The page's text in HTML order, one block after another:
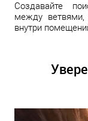
Создавайте
между
внутри